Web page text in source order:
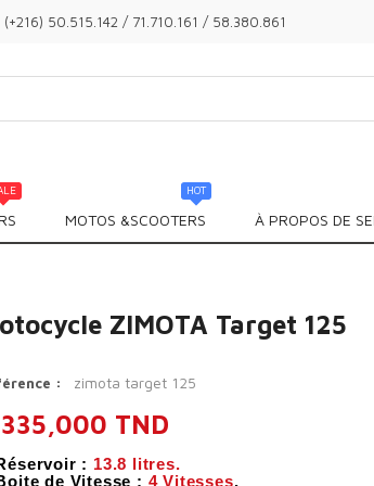
(+216) 50.515.142 / 71.710.161 / 58.380.861
HOT
MOTOS &SCOOTERS À PROPOS DE
ZIMOTA Target 125
: zimota target 125
TND
: 13.8 litres.
de Vitesse : 4 Vitesses.